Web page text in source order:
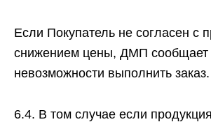
Если Покупатель не согласен с
снижением цены, ДМП сообщает
невозможности выполнить заказ.
6.4. В том случае если